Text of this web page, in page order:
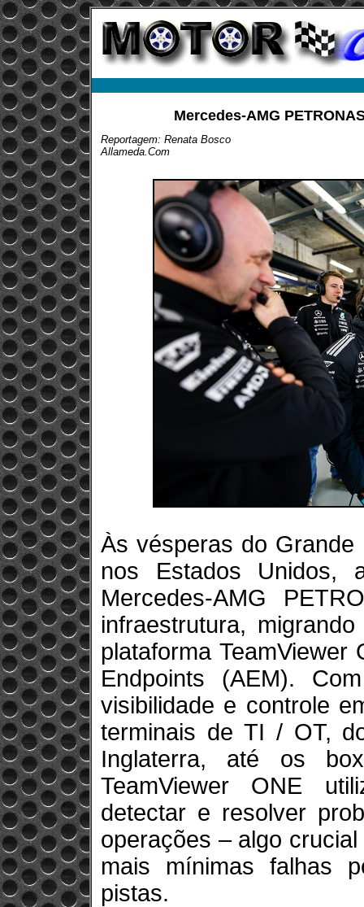
Mercedes-AMG
Reportagem: Renata Bosco
Allameda.Com
Às vésperas do
nos Estados Unidos,
Mercedes-AMG
infraestrutura,
plataforma TeamViewer
Endpoints (AEM).
visibilidade e controle
terminais de TI / OT,
Inglaterra, até os
TeamViewer ONE
detectar e resolver
operações – algo
mais mínimas falhas
pistas.